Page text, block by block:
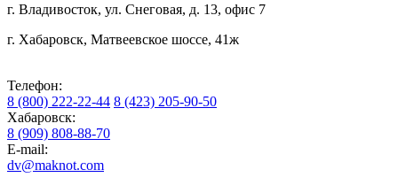
г. Владивосток, ул. Снеговая, д. 13, офис 7
г. Хабаровск, Матвеевское шоссе, 41ж
Телефон:
8 (800) 222-22-44 8 (423) 205-90-50
Хабаровск:
8 (909) 808-88-70
E-mail:
dv@maknot.com